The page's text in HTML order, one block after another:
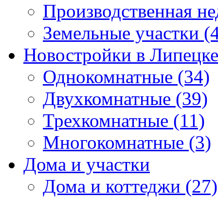
Производственная
Земельные участки
Новостройки в Липецке
Однокомнатные (34)
Двухкомнатные (39)
Трехкомнатные (11)
Многокомнатные (3)
Дома и участки
Дома и коттеджи (27)